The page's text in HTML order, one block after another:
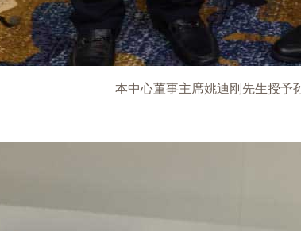
本中心董事主席姚迪刚先生授予